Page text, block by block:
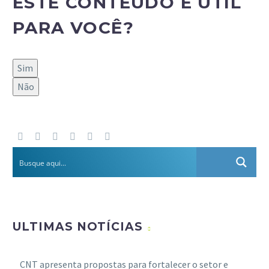
PARA VOCÊ?
Sim
Não
ULTIMAS NOTÍCIAS
CNT apresenta propostas para fortalecer o setor e